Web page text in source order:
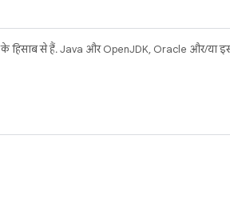
हिसाब से हैं. Java और OpenJDK, Oracle और/या